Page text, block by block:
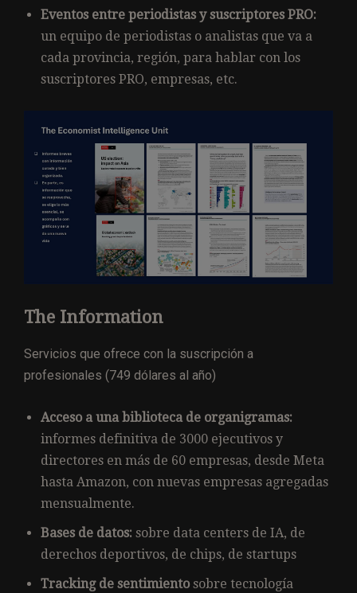
Eventos entre periodistas y suscriptores PRO:
un equipo de periodistas o analistas que va a
cada provincia, región, para hablar con los
suscriptores PRO, empresas, etc.
The Information
Servicios que ofrece con la suscripción a
profesionales (749 dólares al año)
Acceso a una biblioteca de organigramas:
informes definitiva de 3000 ejecutivos y
directores en más de 60 empresas, desde Meta
hasta Amazon, con nuevas empresas agregadas
mensualmente.
Bases de datos: sobre data centers de IA, de
derechos deportivos, de chips, de startups
Tracking de sentimiento sobre tecnología